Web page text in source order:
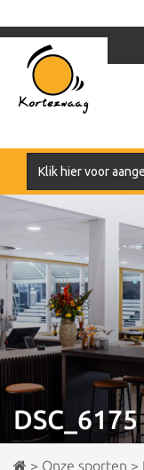
Klik hier voor
DSC_6175
> Onze sporten >